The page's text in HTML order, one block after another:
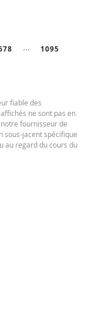
Collapsed
DERNIÈRE
1095
fiable des
ne sont pas en
fournisseur de
sous-jacent spécifique
au regard du cours du